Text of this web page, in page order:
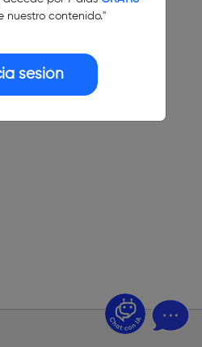
nuestro contenido."
sesión